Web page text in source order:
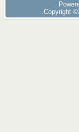
Copyright